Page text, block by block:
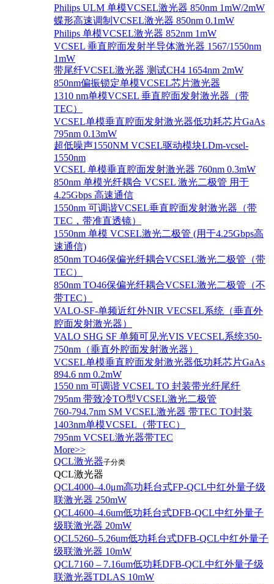
Philips ULM 单模VCSEL激光器 850nm 1mW/2mW
蝶形高速调制VCSEL激光器 850nm 0.1mW
Philips 单模VCSEL激光器 852nm 1mW
VCSEL 垂直腔面发射半导体激光器 1567/1550nm
1mW
带尾纤VCSEL激光器 测试CH4 1654nm 2mW
850nm偏振锁定单模VCSEL芯片激光器
1310 nm单模VCSEL 垂直腔面发射激光器（带
TEC）
VCSEL单模垂直腔面发射激光器低功耗芯片GaAs
795nm 0.13mW
超低噪声1550NM VCSEL驱动模块LDm-vcsel-
1550nm
VCSEL 单模垂直腔面发射激光器 760nm 0.3mW
850nm 单模光纤耦合 VCSEL 激光二极管 用于
4.25Gbps 高速通信
1550nm 可调谐VCSEL垂直腔面发射激光器（带
TEC，带准直透镜）
1550nm 单模 VCSEL激光二极管 (用于4.25Gbps高
速通信)
850nm TO46保偏光纤耦合VCSEL激光二极管（带
TEC）
850nm TO46保偏光纤耦合VCSEL激光二极管（不
带TEC）
VALO-SF-单频近红外NIR VECSEL系统（垂直外
腔面发射激光器）
VALO SHG SF 单频可见光VIS VECSEL系统350-
750nm（垂直外腔面发射激光器）
VCSEL单模垂直腔面发射激光器低功耗芯片GaAs
894.6 nm 0.2mW
1550 nm 可调谐 VCSEL TO 封装带光纤尾纤
795nm 带致冷TO型VCSEL激光二极管
760-794.7nm SM VCSEL激光器 带TEC TO封装
1403nm单模VCSEL（带TEC）
795nm VCSEL激光器带TEC
More>>
QCL激光器子分类
QCL激光器
QCL4000–4.0μm高功耗台式FP-QCL中红外量子级
联激光器 250mW
QCL4600–4.6um低功耗台式DFB-QCL中红外量子
级联激光器 20mW
QCL5260–5.26um低功耗台式DFB-QCL中红外量子
级联激光器 10mW
QCL7160 – 7.16um低功耗DFB-QCL中红外量子级
联激光器TDLAS 10mW